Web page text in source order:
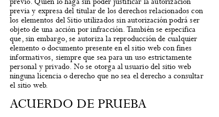
previa y expresa del titular de los derechos relacionados con
los elementos del Sitio utilizados sin autorización podrá ser
objeto de una acción por infracción. También se especifica
que, sin embargo, se autoriza la reproducción de cualquier
elemento o documento presente en el sitio web con fines
informativos, siempre que sea para un uso estrictamente
personal y privado. No se otorga al usuario del sitio web
ninguna licencia o derecho que no sea el derecho a consultar
el sitio web.
ACUERDO DE PRUEBA